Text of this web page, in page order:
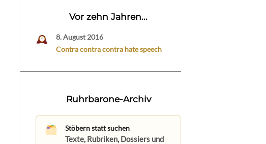
Vor zehn Jahren...
8. August 2016
Contra contra contra hate speech
Ruhrbarone-Archiv
Stöbern statt suchen
Texte, Rubriken, Dossiers und